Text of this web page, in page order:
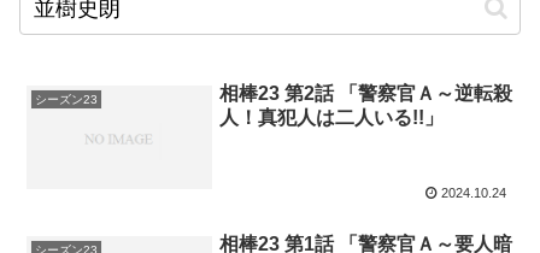
シーズン23
相棒23 第2話 「警察官Ａ～逆転殺
人！真犯人は二人いる!!」
2024.10.24
シーズン23
相棒23 第1話 「警察官Ａ～要人暗